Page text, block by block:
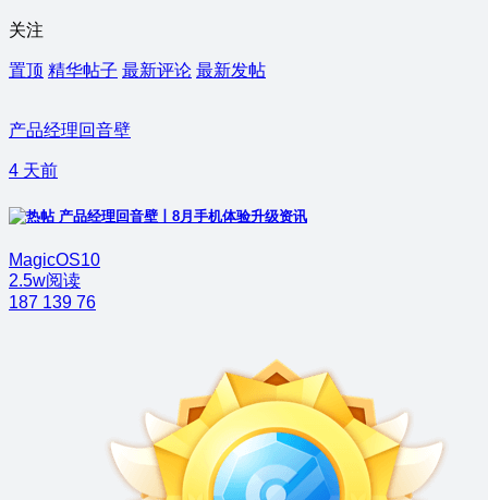
关注
置顶 精华帖子 最新评论 最新发帖
产品经理回音壁
4 天前
产品经理回音壁丨8月手机体验升级资讯
MagicOS10
2.5w阅读
187 139 76